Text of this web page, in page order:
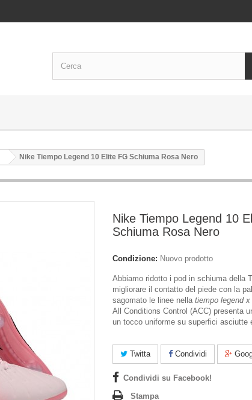
Nike Tiempo Legend 10 Elite FG Schiuma Rosa Nero
Nike Tiempo Legend 10
Schiuma Rosa Nero
Condizione: Nuovo prodotto
Abbiamo ridotto i pod in schiuma della
migliorare il contatto del piede con la
sagomato le linee nellatiempo legend x
All Conditions Control (ACC) presenta
un tocco uniforme su superfici asciutte
Twitta Condividi
Condividi su Facebook!
Stampa